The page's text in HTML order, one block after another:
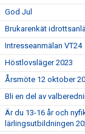
God Jul
Brukarenkät
Intresseanmälan VT24
Höstlovsläger 2023
Årsmöte 12 oktober
Bli en del av
Är du 13-16 år och
lärlingsutbildningen